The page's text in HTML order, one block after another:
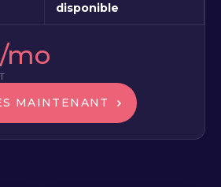
disponible
mo
MAINTENANT